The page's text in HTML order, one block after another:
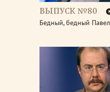
ВЫПУСК №80
Бедный, бедный Павел